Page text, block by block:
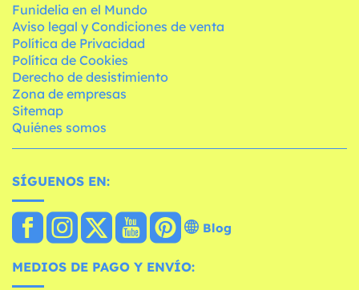
Funidelia en el Mundo
Aviso legal y Condiciones de venta
Política de Privacidad
Política de Cookies
Derecho de desistimiento
Zona de empresas
Sitemap
Quiénes somos
SÍGUENOS EN:
Blog
MEDIOS DE PAGO Y ENVÍO: